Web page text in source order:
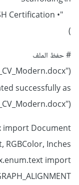
"• IOSH Certification"
# حفظ الملف
successfully as
import Document
Inches
import